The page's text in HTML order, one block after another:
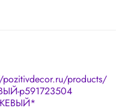
pozitivdecor.ru/products/
p591723504